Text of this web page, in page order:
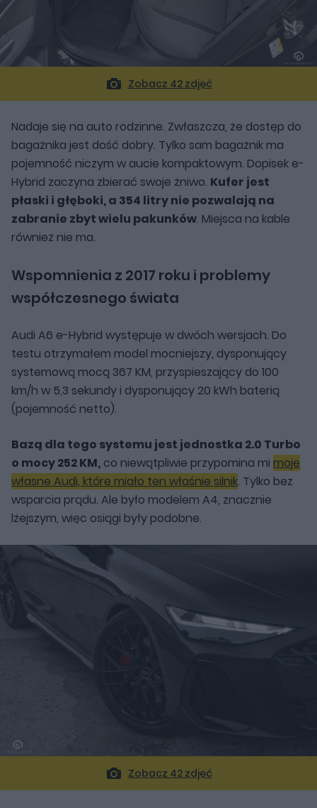
Zobacz 42 zdjęć
Nadaje się na auto rodzinne. Zwłaszcza, że dostęp do
bagażnika jest dość dobry. Tylko sam bagażnik ma
pojemność niczym w aucie kompaktowym. Dopisek e-
Hybrid zaczyna zbierać swoje żniwo. Kufer jest
płaski i głęboki, a 354 litry nie pozwalają na
zabranie zbyt wielu pakunków. Miejsca na kable
również nie ma.
Wspomnienia z 2017 roku i problemy
współczesnego świata
Audi A6 e-Hybrid występuje w dwóch wersjach. Do
testu otrzymałem model mocniejszy, dysponujący
systemową mocą 367 KM, przyspieszający do 100
km/h w 5,3 sekundy i dysponujący 20 kWh baterią
(pojemność netto).
Bazą dla tego systemu jest jednostka 2.0 Turbo
o mocy 252 KM, co niewątpliwie przypomina mi moje
własne Audi, które miało ten właśnie silnik. Tylko bez
wsparcia prądu. Ale było modelem A4, znacznie
lżejszym, więc osiągi były podobne.
Zobacz 42 zdjęć